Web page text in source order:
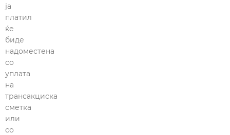
ја
платил
ќе
биде
надоместена
со
уплата
на
трансакциска
сметка
или
со